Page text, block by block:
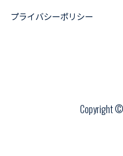
プライバシーポリシー
Copyright ©